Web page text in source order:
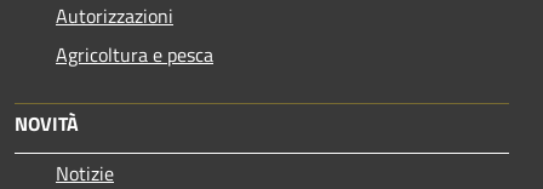
Autorizzazioni
Agricoltura e pesca
NOVITÀ
Notizie